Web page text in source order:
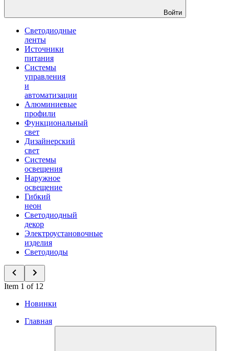
Войти
Светодиодные
ленты
Источники
питания
Системы
управления
и
автоматизации
Алюминиевые
профили
Функциональный
свет
Дизайнерский
свет
Системы
освещения
Наружное
освещение
Гибкий
неон
Светодиодный
декор
Электроустановочные
изделия
Светодиоды
Item 1 of 12
Новинки
Главная